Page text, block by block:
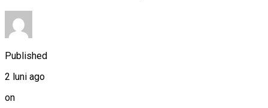
Published
2 luni ago
on